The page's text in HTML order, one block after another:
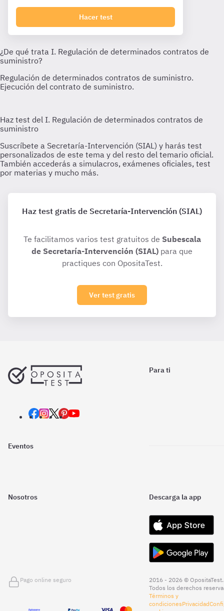
Hacer test
Haz test gratis de Secretaría-Intervención (SIAL)
Te facilitamos varios test gratuitos de Subescala
de Secretaría-Intervención (SIAL) para que
practiques con OpositaTest.
Ver test gratis
Para ti
Eventos
Nosotros Descarga la app
Pago online seguro
2016 - 2026 © OpositaTest.
Todos los derechos
Términos y
condicionesPrivacidad